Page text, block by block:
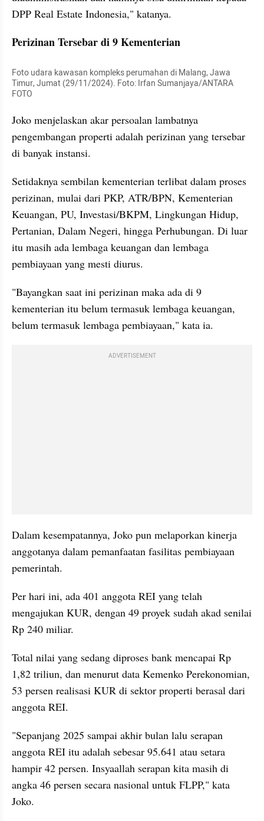
DPP Real Estate Indonesia," katanya.
Perizinan Tersebar di 9 Kementerian
Foto udara kawasan kompleks perumahan di Malang, Jawa
Timur, Jumat (29/11/2024). Foto: Irfan Sumanjaya/ANTARA
FOTO
Joko menjelaskan akar persoalan lambatnya
pengembangan properti adalah perizinan yang tersebar
di banyak instansi.
Setidaknya sembilan kementerian terlibat dalam proses
perizinan, mulai dari PKP, ATR/BPN, Kementerian
Keuangan, PU, Investasi/BKPM, Lingkungan Hidup,
Pertanian, Dalam Negeri, hingga Perhubungan. Di luar
itu masih ada lembaga keuangan dan lembaga
pembiayaan yang mesti diurus.
"Bayangkan saat ini perizinan maka ada di 9
kementerian itu belum termasuk lembaga keuangan,
belum termasuk lembaga pembiayaan," kata ia.
ADVERTISEMENT
Dalam kesempatannya, Joko pun melaporkan kinerja
anggotanya dalam pemanfaatan fasilitas pembiayaan
pemerintah.
Per hari ini, ada 401 anggota REI yang telah
mengajukan KUR, dengan 49 proyek sudah akad senilai
Rp 240 miliar.
Total nilai yang sedang diproses bank mencapai Rp
1,82 triliun, dan menurut data Kemenko Perekonomian,
53 persen realisasi KUR di sektor properti berasal dari
anggota REI.
"Sepanjang 2025 sampai akhir bulan lalu serapan
anggota REI itu adalah sebesar 95.641 atau setara
hampir 42 persen. Insyaallah serapan kita masih di
angka 46 persen secara nasional untuk FLPP," kata
Joko.